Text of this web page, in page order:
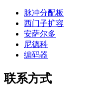
脉冲分配板
西门子扩容
安萨尔多
尼德科
编码器
联系方式